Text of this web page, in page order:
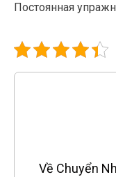
Постоянная
Về Chuyển